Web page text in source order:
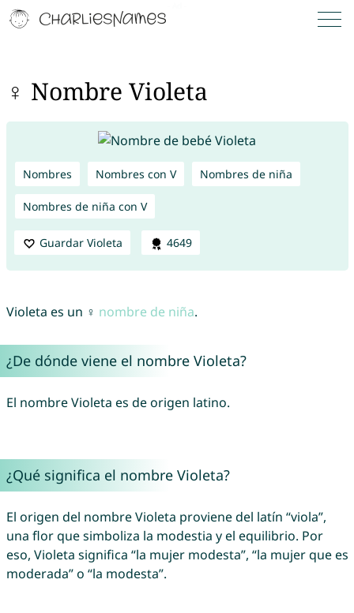
♀ Nombre Violeta
Nombres Nombres con V Nombres de niña
Nombres de niña con V
Guardar Violeta 4649
Violeta es un ♀ nombre de niña.
¿De dónde viene el nombre Violeta?
El nombre Violeta es de origen latino.
¿Qué significa el nombre Violeta?
El origen del nombre Violeta proviene del latín “viola”,
una flor que simboliza la modestia y el equilibrio. Por
eso, Violeta significa “la mujer modesta”, “la mujer que es
moderada” o “la modesta”.